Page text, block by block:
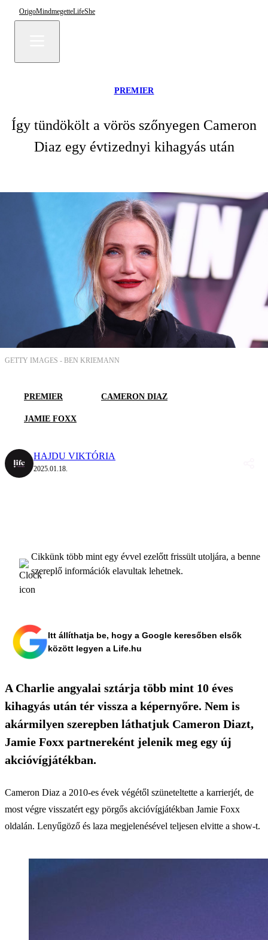
OrigoMindmegetteLifeShe
PREMIER
Így tündökölt a vörös szőnyegen Cameron
Diaz egy évtizednyi kihagyás után
GETTY IMAGES - BEN KRIEMANN
PREMIER CAMERON DIAZ
JAMIE FOXX
HAJDU VIKTÓRIA
2025.01.18.
Cikkünk több mint egy évvel ezelőtt frissült utoljára, a benne
szereplő információk elavultak lehetnek.
Itt állíthatja be, hogy a Google keresőben elsők
között legyen a Life.hu
A Charlie angyalai sztárja több mint 10 éves
kihagyás után tér vissza a képernyőre. Nem is
akármilyen szerepben láthatjuk Cameron Diazt,
Jamie Foxx partnereként jelenik meg egy új
akcióvígjátékban.
Cameron Diaz a 2010-es évek végétől szüneteltette a karrierjét, de
most végre visszatért egy pörgős akcióvígjátékban Jamie Foxx
oldalán. Lenyűgöző és laza megjelenésével teljesen elvitte a show-t.